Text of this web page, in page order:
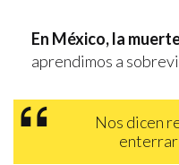
En México, la
aprendimos a
Nos dicen
enterrar